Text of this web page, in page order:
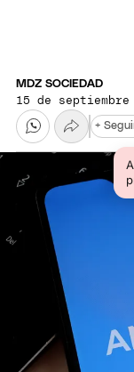
MDZ SOCIEDAD
15 de
+